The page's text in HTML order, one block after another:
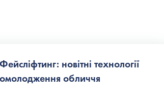
Фейсліфтинг: новітні технології
омолодження обличчя